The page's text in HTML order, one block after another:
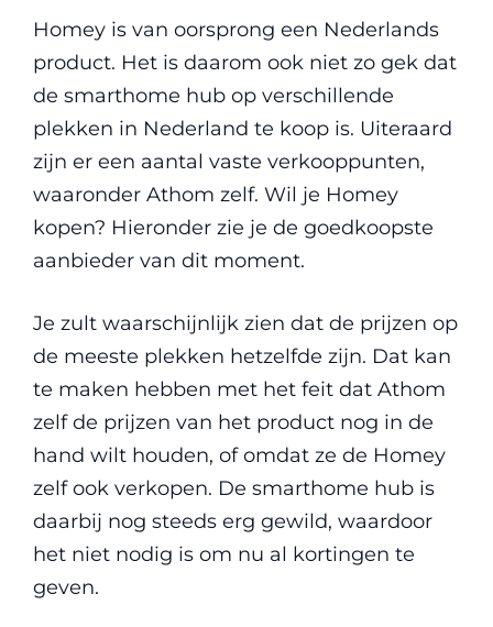
Homey is van oorsprong een Nederlands
product. Het is daarom ook niet zo gek dat
de smarthome hub op verschillende
plekken in Nederland te koop is. Uiteraard
zijn er een aantal vaste verkooppunten,
waaronder Athom zelf. Wil je Homey
kopen? Hieronder zie je de goedkoopste
aanbieder van dit moment.
Je zult waarschijnlijk zien dat de prijzen op
de meeste plekken hetzelfde zijn. Dat kan
te maken hebben met het feit dat Athom
zelf de prijzen van het product nog in de
hand wilt houden, of omdat ze de Homey
zelf ook verkopen. De smarthome hub is
daarbij nog steeds erg gewild, waardoor
het niet nodig is om nu al kortingen te
geven.